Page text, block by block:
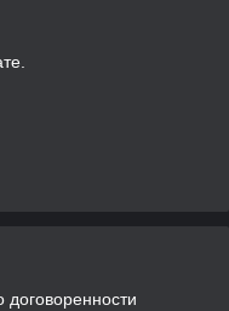
договоренности